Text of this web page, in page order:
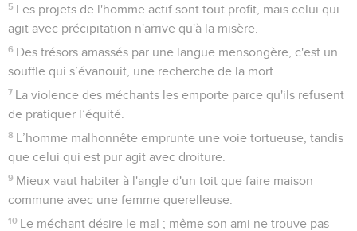
5 Les projets de l'homme actif sont tout profit, mais celui qui
agit avec précipitation n'arrive qu'à la misère.
6 Des trésors amassés par une langue mensongère, c'est un
souffle qui s’évanouit, une recherche de la mort.
7 La violence des méchants les emporte parce qu'ils refusent
de pratiquer l’équité.
8 L’homme malhonnête emprunte une voie tortueuse, tandis
que celui qui est pur agit avec droiture.
9 Mieux vaut habiter à l'angle d'un toit que faire maison
commune avec une femme querelleuse.
10 Le méchant désire le mal ; même son ami ne trouve pas